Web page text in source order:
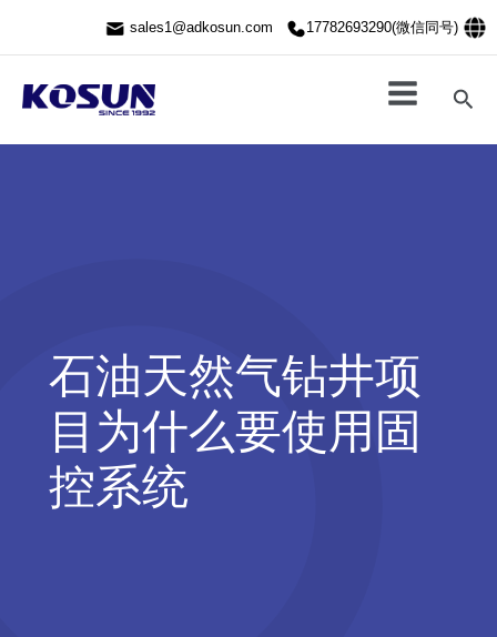
sales1@adkosun.com 17782693290(微信同号)
搜
索
石油天然气钻井项
目为什么要使用固
控系统